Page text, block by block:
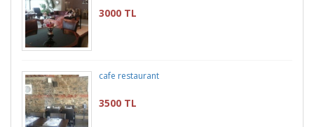
3000 TL
cafe restaurant
3500 TL